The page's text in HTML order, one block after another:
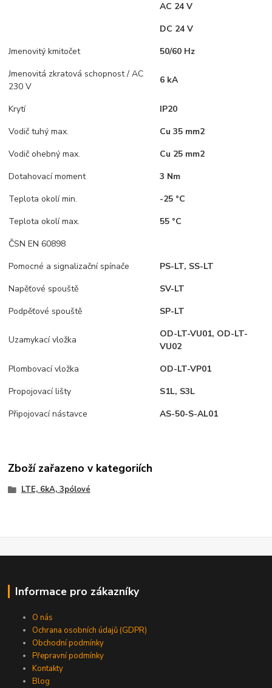
AC 24 V
DC 24 V
Jmenovitý kmitočet
50/60 Hz
Jmenovitá zkratová schopnost / AC
230 V
6 kA
Krytí
IP20
Vodič tuhý max.
Cu 35 mm2
Vodič ohebný max.
Cu 25 mm2
Dotahovací moment
3 Nm
Teplota okolí min.
-25 °C
Teplota okolí max.
55 °C
ČSN EN 60898
Pomocné a signalizační spínače
PS-LT, SS-LT
Napěťové spouště
SV-LT
Podpěťové spouště
SP-LT
Uzamykací vložka
OD-LT-VU01, OD-LT-
VU02
Plombovací vložka
OD-LT-VP01
Propojovací lišty
S1L, S3L
Připojovací nástavce
AS-50-S-AL01
Zboží zařazeno v kategoriích
LTE, 6kA, 3pólové
Informace pro zákazníky
O nás
Ochrana osobních údajů (GDPR)
Obchodní podmínky
Přepravní podmínky
Kontakty
Blog